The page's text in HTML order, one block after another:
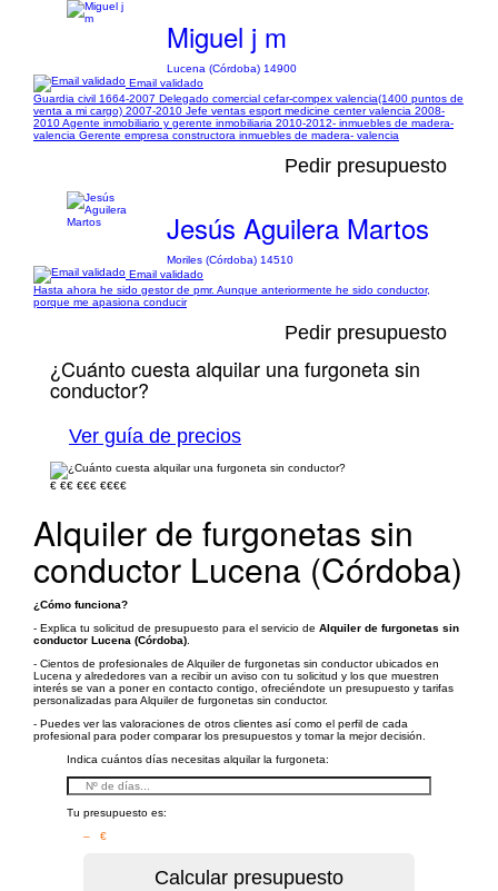
Miguel j m
Lucena (Córdoba) 14900
Email validado
Guardia civil 1664-2007 Delegado comercial cefar-compex valencia(1400 puntos de
venta a mi cargo) 2007-2010 Jefe ventas esport medicine center valencia 2008-
2010 Agente inmobiliario y gerente inmobiliaria 2010-2012- inmuebles de madera-
valencia Gerente empresa constructora inmuebles de madera- valencia
Pedir presupuesto
Jesús Aguilera Martos
Moriles (Córdoba) 14510
Email validado
Hasta ahora he sido gestor de pmr. Aunque anteriormente he sido conductor,
porque me apasiona conducir
Pedir presupuesto
¿Cuánto cuesta alquilar una furgoneta sin
conductor?
Ver guía de precios
€ €€ €€€ €€€€
Alquiler de furgonetas sin
conductor Lucena (Córdoba)
¿Cómo funciona?
- Explica tu solicitud de presupuesto para el servicio de Alquiler de furgonetas sin
conductor Lucena (Córdoba)
- Cientos de profesionales de Alquiler de furgonetas sin conductor ubicados en
Lucena y alrededores van a recibir un aviso con tu solicitud y los que muestren
interés se van a poner en contacto contigo, ofreciéndote un presupuesto y tarifas
personalizadas para Alquiler de furgonetas sin conductor.
- Puedes ver las valoraciones de otros clientes así como el perfil de cada
profesional para poder comparar los presupuestos y tomar la mejor decisión.
Indica cuántos días necesitas alquilar la furgoneta:
Tu presupuesto es:
– €